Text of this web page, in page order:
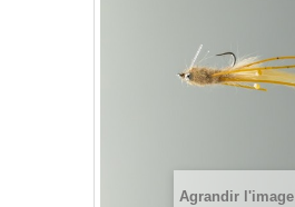
Agrandir l'image